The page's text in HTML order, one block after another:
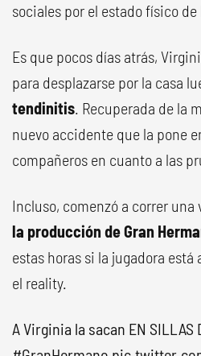
sociales por el estado físico
Es que pocos días atrás,
para desplazarse por la casa
tendinitis. Recuperada de la
nuevo accidente que la pone
compañeros en cuanto a las
Incluso, comenzó a correr
la producción de Gran
estas horas si la jugadora
el reality.
A Virginia la sacan EN SILLAS